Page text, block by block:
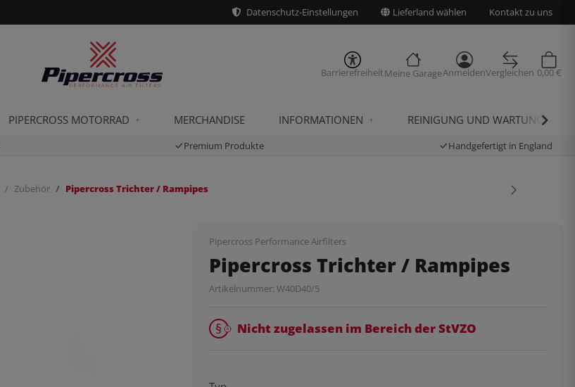
Datenschutz-Einstellungen Lieferland wählen Kontakt zu uns
BarrierefreiheitMeine GarageAnmeldenVergleichen 0,00 €
PIPERCROSS MOTORRAD MERCHANDISE INFORMATIONEN REINIGUNG UND WARTUNG
Premium Produkte Handgefertigt in England
Zubehör Pipercross Trichter / Rampipes
Pipercross Performance Airfilters
Pipercross Trichter / Rampipes
Artikelnummer: W40D40/5
Nicht zugelassen im Bereich der StVZO